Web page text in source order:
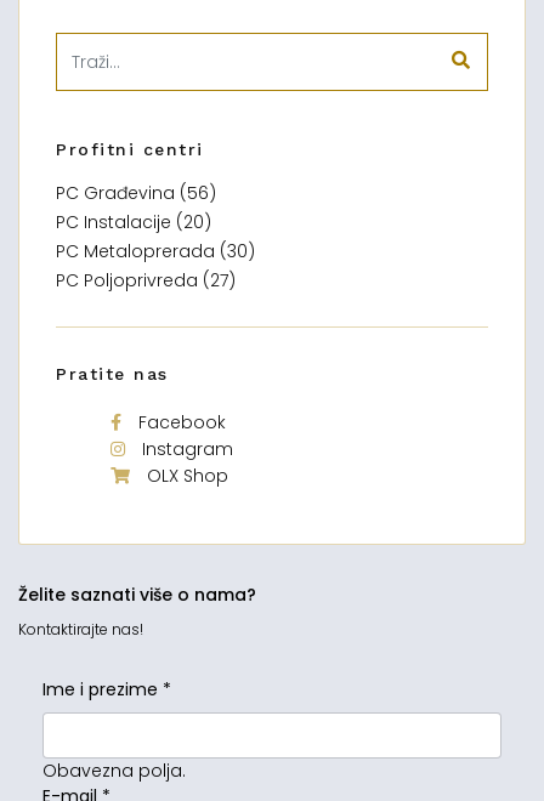
Profitni centri
PC Građevina (56)
PC Instalacije (20)
PC Metaloprerada (30)
PC Poljoprivreda (27)
Pratite nas
Facebook
Instagram
OLX Shop
Želite saznati više o nama?
Kontaktirajte nas!
Ime i prezime *
Obavezna polja.